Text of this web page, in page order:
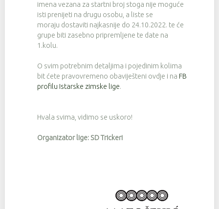
imena vezana za startni broj stoga nije moguće
isti prenijeti na drugu osobu, a liste se
moraju dostaviti najkasnije do 24.10.2022. te će
grupe biti zasebno pripremljene te date na
1.kolu.
O svim potrebnim detaljima i pojedinim kolima
bit ćete pravovremeno obaviješteni ovdje i na FB
profilu Istarske zimske lige.
Hvala svima, vidimo se uskoro!
Organizator lige: SD Trickeri